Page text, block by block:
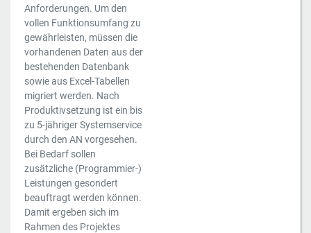
Anforderungen. Um den
vollen Funktionsumfang zu
gewährleisten, müssen die
vorhandenen Daten aus der
bestehenden Datenbank
sowie aus Excel-Tabellen
migriert werden. Nach
Produktivsetzung ist ein bis
zu 5-jähriger Systemservice
durch den AN vorgesehen.
Bei Bedarf sollen
zusätzliche (Programmier-)
Leistungen gesondert
beauftragt werden können.
Damit ergeben sich im
Rahmen des Projektes